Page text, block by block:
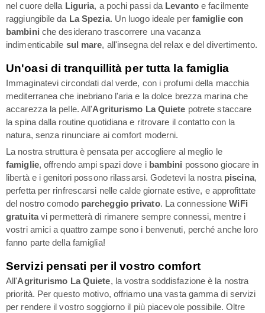
nel cuore della Liguria, a pochi passi da Levantoe facilmente
raggiungibile da La Spezia. Un luogo ideale per famiglie con
bambini che desiderano trascorrere una vacanza
indimenticabile sul mare, all'insegna del relax e del divertimento.
Un'oasi di tranquillità per tutta la famiglia
Immaginatevi circondati dal verde, con i profumi della macchia
mediterranea che inebriano l'aria e la dolce brezza marina che
accarezza la pelle. All'Agriturismo La Quiete potrete staccare
la spina dalla routine quotidiana e ritrovare il contatto con la
natura, senza rinunciare ai comfort moderni.
La nostra struttura è pensata per accogliere al meglio le
famiglie, offrendo ampi spazi dove i bambini possono giocare in
libertà e i genitori possono rilassarsi. Godetevi la nostra piscina,
perfetta per rinfrescarsi nelle calde giornate estive, e approfittate
del nostro comodo parcheggio privato. La connessioneWiFi
gratuitavi permetterà di rimanere sempre connessi, mentre i
vostri amici a quattro zampe sono i benvenuti, perché anche loro
fanno parte della famiglia!
Servizi pensati per il vostro comfort
All'Agriturismo La Quiete, la vostra soddisfazione è la nostra
priorità. Per questo motivo, offriamo una vasta gamma di servizi
per rendere il vostro soggiorno il più piacevole possibile. Oltre